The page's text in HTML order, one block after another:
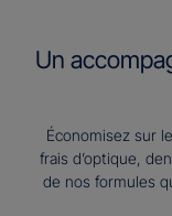
Un
Économisez sur
frais d’optique,
de nos formules